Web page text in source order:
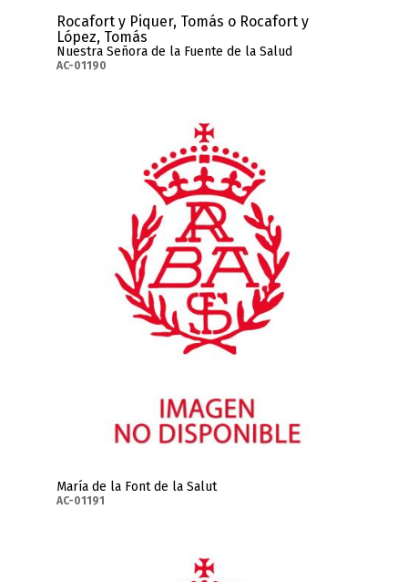
Rocafort y Piquer, Tomás o Rocafort y
López, Tomás
Nuestra Señora de la Fuente de la Salud
AC-01190
María de la Font de la Salut
AC-01191